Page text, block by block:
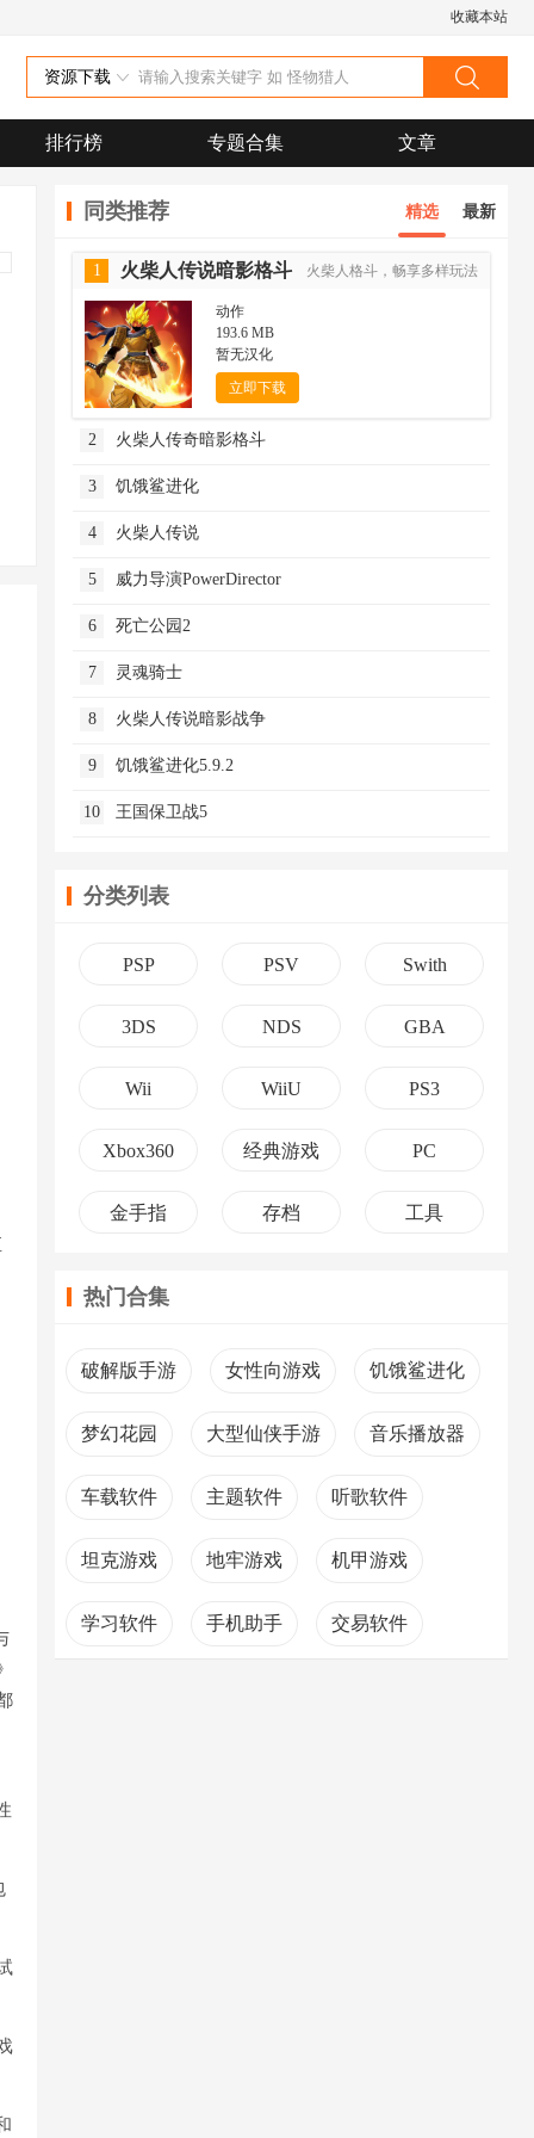
收藏本站
资源下载
排行榜 专题合集 文章
同类推荐 精选 最新
1 火柴人传说暗影格斗 火柴人格斗，畅享多样玩法
动作
193.6 MB
暂无汉化
立即下载
2 火柴人传奇暗影格斗
3 饥饿鲨进化
4 火柴人传说
5 威力导演PowerDirector
6 死亡公园2
7 灵魂骑士
8 火柴人传说暗影战争
9 饥饿鲨进化5.9.2
10 王国保卫战5
分类列表
PSP PSV Swith
3DS NDS GBA
Wii WiiU PS3
Xbox360 经典游戏 PC
金手指 存档 工具
热门合集
破解版手游 女性向游戏 饥饿鲨进化
梦幻花园 大型仙侠手游 音乐播放器
车载软件 主题软件 听歌软件
坦克游戏 地牢游戏 机甲游戏
学习软件 手机助手 交易软件